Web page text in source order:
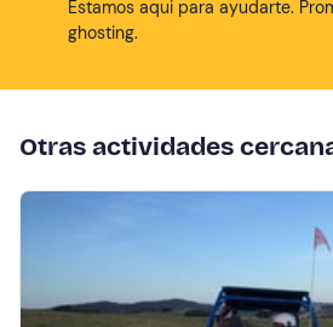
Estamos aqui para ayudarte.
ghosting.
Otras actividades